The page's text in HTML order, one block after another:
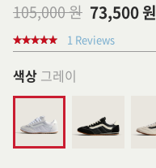
105,000 원 73,500 원
1 Reviews
색상 그레이